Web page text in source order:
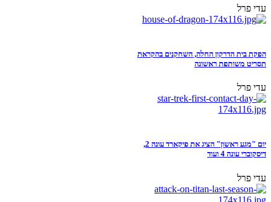
עדי פרל
הפקת בית הדרקון החלה, השחקנים בהקראת
תסריט משותפת ראשונה
עדי פרל
יום "מגע ראשון" הציג את פיקארד עונה 2,
דיסקוברי עונה 4 ועוד
עדי פרל